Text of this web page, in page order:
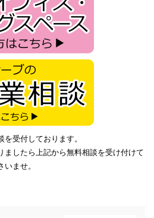
受付しております。
ましたら上記から無料相談を受け付けて
ませ。